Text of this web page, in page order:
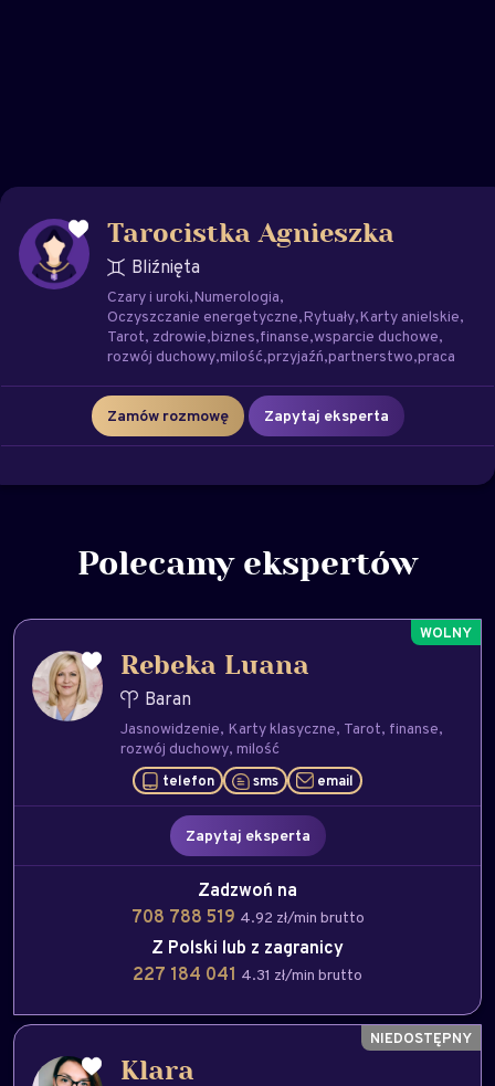
Tarocistka Agnieszka
Bliźnięta
Czary i uroki Numerologia
Oczyszczanie energetyczne Rytuały Karty anielskie
Tarot zdrowie biznes finanse wsparcie duchowe
rozwój duchowy milość przyjaźń partnerstwo praca
Zamów rozmowę Zapytaj eksperta
Polecamy ekspertów
Rebeka Luana
Baran
Jasnowidzenie Karty klasyczne Tarot finanse
rozwój duchowy milość
telefon sms email
Zapytaj eksperta
Zadzwoń na
708 788 519 4.92 zł/min brutto
Z Polski lub z zagranicy
227 184 041 4.31 zł/min brutto
Klara